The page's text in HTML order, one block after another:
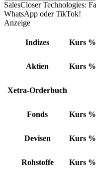
SalesCloser Technologies:
WhatsApp oder TikTok!
Anzeige
Indizes Kurs %
Aktien Kurs %
Xetra-Orderbuch
Fonds Kurs %
Devisen Kurs %
Rohstoffe Kurs %